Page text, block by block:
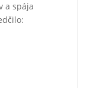
a spája